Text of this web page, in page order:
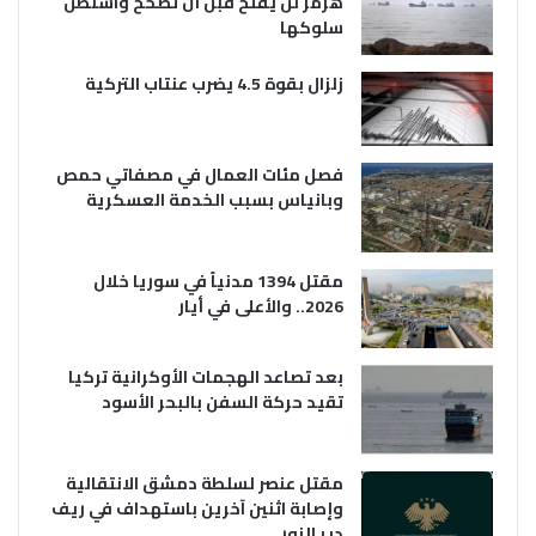
سلوكها
زلزال بقوة 4.5 يضرب عنتاب التركية
فصل مئات العمال في مصفاتي حمص
وبانياس بسبب الخدمة العسكرية
مقتل 1394 مدنياً في سوريا خلال
2026.. والأعلى في أيار
بعد تصاعد الهجمات الأوكرانية تركيا
تقيد حركة السفن بالبحر الأسود
مقتل عنصر لسلطة دمشق الانتقالية
وإصابة اثنين آخرين باستهداف في ريف